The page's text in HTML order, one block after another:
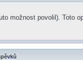
možnost povolil). Toto